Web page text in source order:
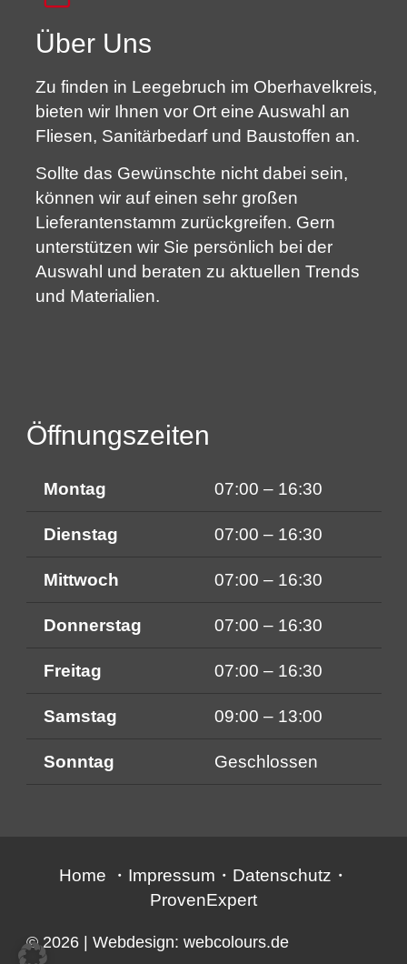
Über Uns
Zu finden in Leegebruch im Oberhavelkreis,
bieten wir Ihnen vor Ort eine Auswahl an
Fliesen, Sanitärbedarf und Baustoffen an.
Sollte das Gewünschte nicht dabei sein,
können wir auf einen sehr großen
Lieferantenstamm zurückgreifen. Gern
unterstützen wir Sie persönlich bei der
Auswahl und beraten zu aktuellen Trends
und Materialien.
Öffnungszeiten
Montag 07:00 – 16:30
Dienstag 07:00 – 16:30
Mittwoch 07:00 – 16:30
Donnerstag 07:00 – 16:30
Freitag 07:00 – 16:30
Samstag 09:00 – 13:00
Sonntag Geschlossen
Home ・ Impressum ・ Datenschutz ・
ProvenExpert
© 2026 | Webdesign: webcolours.de